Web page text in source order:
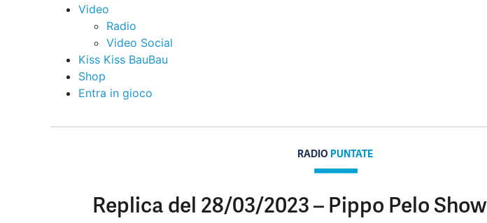
Video
Radio
Video Social
Kiss Kiss BauBau
Shop
Entra in gioco
RADIO PUNTATE
Replica del 28/03/2023 – Pippo Pelo Show